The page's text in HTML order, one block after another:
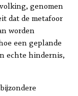
genomen
dat de metafoor
worden
een geplande
echte hindernis,